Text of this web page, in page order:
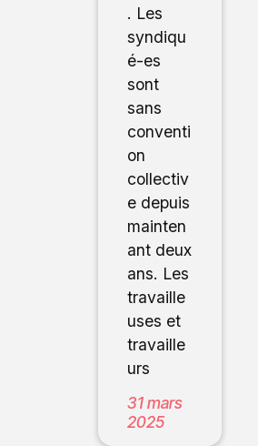
. Les
syndiqu
é-es
sont
sans
conventi
on
collectiv
e depuis
mainten
ant deux
ans. Les
travaille
uses et
travaille
urs
31 mars
2025